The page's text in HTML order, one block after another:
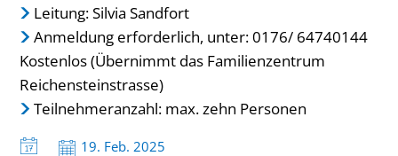
Leitung: Silvia Sandfort
Anmeldung erforderlich, unter: 0176/ 64740144
Kostenlos (Übernimmt das Familienzentrum
Reichensteinstrasse)
Teilnehmeranzahl: max. zehn Personen
Datum:
19. Feb. 2025